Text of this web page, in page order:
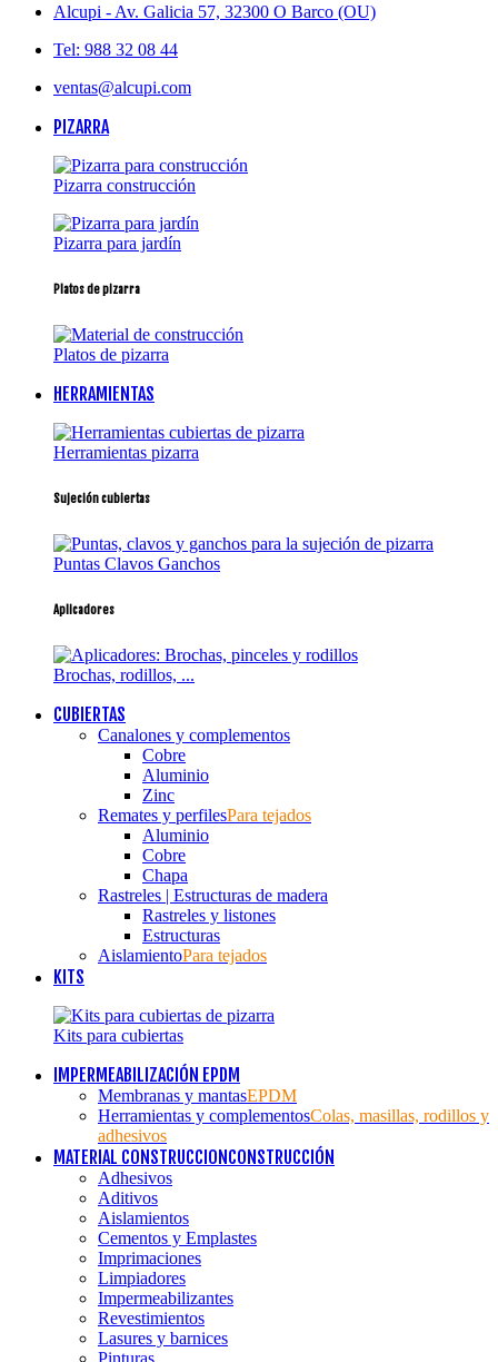
Alcupi - Av. Galicia 57, 32300 O Barco (OU)
Tel: 988 32 08 44
ventas@alcupi.com
PIZARRA
Pizarra construcción
Pizarra para jardín
Platos de pizarra
Platos de pizarra
HERRAMIENTAS
Herramientas pizarra
Sujeción cubiertas
Puntas Clavos Ganchos
Aplicadores
Brochas, rodillos, ...
CUBIERTAS
Canalones y complementos
Cobre
Aluminio
Zinc
Remates y perfilesPara tejados
Aluminio
Cobre
Chapa
Rastreles | Estructuras de madera
Rastreles y listones
Estructuras
AislamientoPara tejados
KITS
Kits para cubiertas
IMPERMEABILIZACIÓN EPDM
Membranas y mantasEPDM
Herramientas y complementosColas, masillas, rodillos y
adhesivos
MATERIAL CONSTRUCCIONCONSTRUCCIÓN
Adhesivos
Aditivos
Aislamientos
Cementos y Emplastes
Imprimaciones
Limpiadores
Impermeabilizantes
Revestimientos
Lasures y barnices
Pinturas